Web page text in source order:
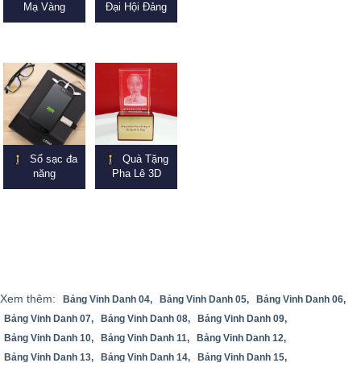
Mạ Vàng
Đại Hội Đảng
Sổ sạc đa
năng
Quà Tặng
Pha Lê 3D
Xem thêm: Bảng Vinh Danh 04, Bảng Vinh Danh 05,
Bảng Vinh Danh 06,
Bảng Vinh Danh 07,
Bảng Vinh Danh 08,
Bảng Vinh Danh 09,
Bảng Vinh Danh 10,
Bảng Vinh Danh 11,
Bảng Vinh Danh 12,
Bảng Vinh Danh 13,
Bảng Vinh Danh 14,
Bảng Vinh Danh 15,